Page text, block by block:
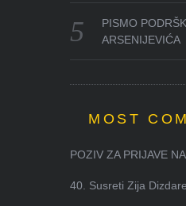
PISMO
ARSENIJEVIĆA
MOST
POZIV ZA PRIJAVE
40. Susreti Zija